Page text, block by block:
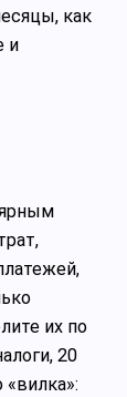
как
и
их по
20